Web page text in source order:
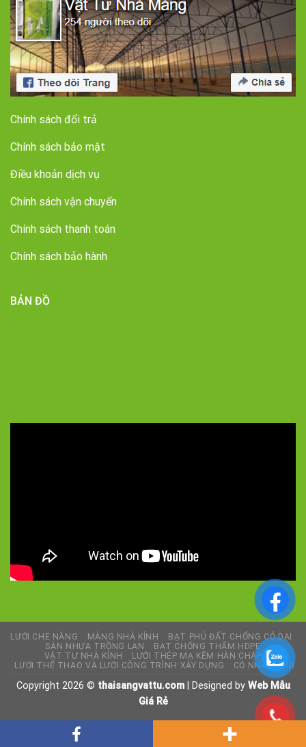
Chính sách đổi trả
Chính sách bảo mật
Điều khoản dịch vụ
Chính sách vận chuyển
Chính sách thanh toán
Chính sách bảo hành
BẢN ĐỒ
LƯỚI CHE NẮNG MÀNG NHÀ KÍNH
BẠT PHỦ ĐẤT CHỐNG CỎ DẠI
SÀN NHỰA TRỒNG LAN
BẠT CHỐNG THẤM HDPE
VẬT TƯ NHÀ KÍNH
LƯỚI THÉP MẠ KẼM HÀN CHẬP
LƯỚI THỂ THAO VÀ LƯỚI CÔNG TRÌNH XÂY DỰNG
CỎ NHÂN TẠO
Copyright 2026 © thaisangvattu.com| Designed by Web Mẫu
Giá Rẻ